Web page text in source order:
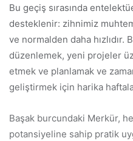
Bu geçiş sırasında
desteklenir: zihnimiz
ve normalden daha hızlıdır.
düzenlemek, yeni projeler
etmek ve planlamak ve
geliştirmek için harika
Başak burcundaki Merkür,
potansiyeline sahip pratik